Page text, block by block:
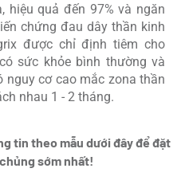
hiệu quả đến 97% và ngăn
chứng đau dây thần kinh
được chỉ định tiêm cho
sức khỏe bình thường và
cơ cao mắc zona thần
nhau 1 - 2 tháng.
tin theo mẫu dưới đây để đặt
sớm nhất!